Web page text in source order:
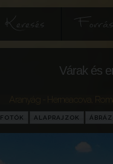
Keresés
Várak és
FOTÓK ALAPRAJZOK